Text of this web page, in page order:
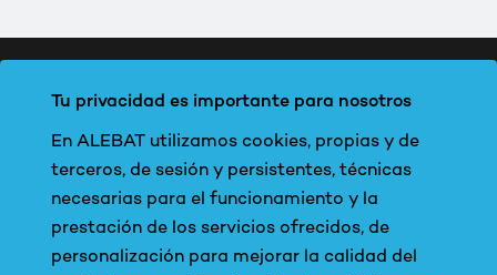
Tu privacidad es importante para nosotros
En ALEBAT utilizamos cookies, propias y de
terceros, de sesión y persistentes, técnicas
necesarias para el funcionamiento y la
prestación de los servicios ofrecidos, de
personalización para mejorar la calidad del